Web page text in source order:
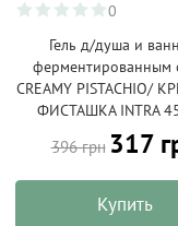
0
Гель д/душа и
ферментированным
CREAMY PISTACHIO/
ФИСТАШКА INTRA
396 грн 317
Купить